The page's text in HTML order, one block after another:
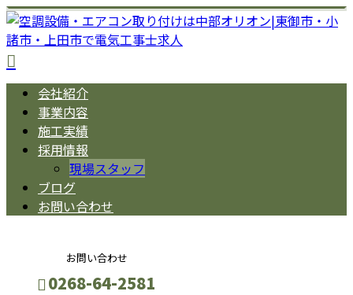
会社紹介
事業内容
施工実績
採用情報
現場スタッフ
ブログ
お問い合わせ
お問い合わせ
0268-64-2581